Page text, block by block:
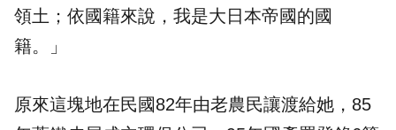
領土；依國籍來說，我是大日本帝國的國
籍。」
原來這塊地在民國82年由老農民讓渡給她，85